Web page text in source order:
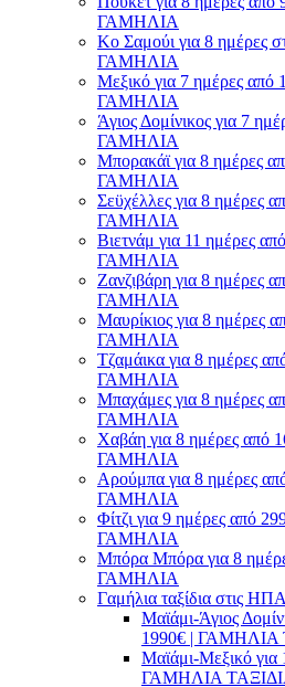
ΓΑΜΗΛΙΑ
Κο Σαμούι για 8 ημέρες
ΓΑΜΗΛΙΑ
Μεξικό για 7 ημέρες
ΓΑΜΗΛΙΑ
Άγιος Δομίνικος για 7
ΓΑΜΗΛΙΑ
Μπορακάϊ για 8 ημέρες
ΓΑΜΗΛΙΑ
Σεϋχέλλες για 8
ΓΑΜΗΛΙΑ
Βιετνάμ για 11 ημέρες
ΓΑΜΗΛΙΑ
Ζανζιβάρη για 8
ΓΑΜΗΛΙΑ
Μαυρίκιος για 8
ΓΑΜΗΛΙΑ
Τζαμάικα για 8 ημέρες
ΓΑΜΗΛΙΑ
Μπαχάμες για 8 ημέρες
ΓΑΜΗΛΙΑ
Χαβάη για 8 ημέρες
ΓΑΜΗΛΙΑ
Αρούμπα για 8 ημέρες
ΓΑΜΗΛΙΑ
Φίτζι για 9 ημέρες από
ΓΑΜΗΛΙΑ
Μπόρα Μπόρα για 8
ΓΑΜΗΛΙΑ
Γαμήλια ταξίδια στις ΗΠΑ
Μαϊάμι-Άγιος
1990€ | ΓΑΜΗΛΙΑ
Μαϊάμι-Μεξικό για
ΓΑΜΗΛΙΑ